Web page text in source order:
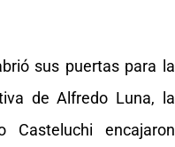
sus puertas para la
de Alfredo Luna, la
encajaron